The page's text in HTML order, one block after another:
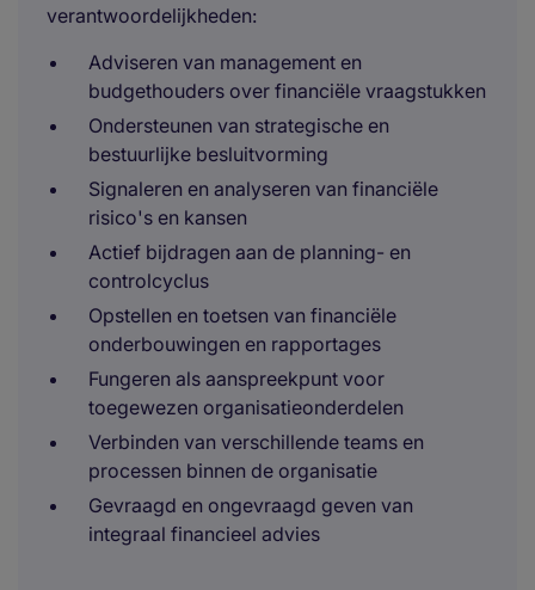
verantwoordelijkheden:
Adviseren van management en
budgethouders over financiële vraagstukken
Ondersteunen van strategische en
bestuurlijke besluitvorming
Signaleren en analyseren van financiële
risico's en kansen
Actief bijdragen aan de planning- en
controlcyclus
Opstellen en toetsen van financiële
onderbouwingen en rapportages
Fungeren als aanspreekpunt voor
toegewezen organisatieonderdelen
Verbinden van verschillende teams en
processen binnen de organisatie
Gevraagd en ongevraagd geven van
integraal financieel advies